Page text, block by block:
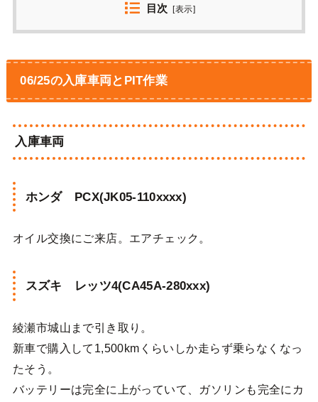
目次 [表示]
06/25の入庫車両とPIT作業
入庫車両
ホンダ PCX(JK05-110xxxx)
オイル交換にご来店。エアチェック。
スズキ レッツ4(CA45A-280xxx)
綾瀬市城山まで引き取り。
新車で購入して1,500kmくらいしか走らず乗らなくなっ
たそう。
バッテリーは完全に上がっていて、ガソリンも完全にカ